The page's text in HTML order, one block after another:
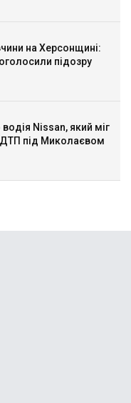
на Херсонщині:
підозру
Nissan, який міг
ДТП під Миколаєвом